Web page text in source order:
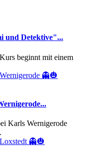
und Detektive"...
beginnt mit einem
Karls Wernigerode